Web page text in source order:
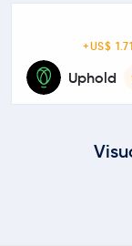
Uphold
+US$